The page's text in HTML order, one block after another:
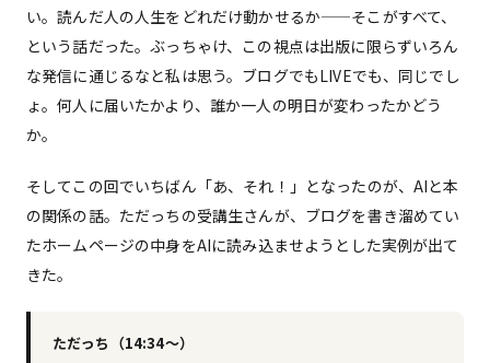
い。読んだ人の人生をどれだけ動かせるか——そこがすべて、
という話だった。ぶっちゃけ、この視点は出版に限らずいろん
な発信に通じるなと私は思う。ブログでもLIVEでも、同じでし
ょ。何人に届いたかより、誰か一人の明日が変わったかどう
か。
そしてこの回でいちばん「あ、それ！」となったのが、AIと本
の関係の話。ただっちの受講生さんが、ブログを書き溜めてい
たホームページの中身をAIに読み込ませようとした実例が出て
きた。
ただっち（14:34〜）